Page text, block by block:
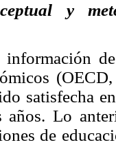
y
información
satisfecha
años. Lo
de